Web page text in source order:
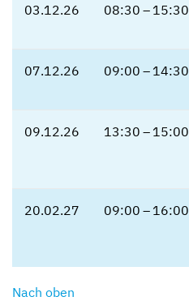
03.12.26 08:30 – 15:30
07.12.26 09:00 – 14:30
09.12.26 13:30 – 15:00
20.02.27 09:00 – 16:00
Nach oben